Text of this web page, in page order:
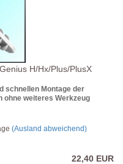
H/Hx/Plus/PlusX
schnellen Montage der
ohne weiteres Werkzeug
(Ausland abweichend)
22,40 EUR